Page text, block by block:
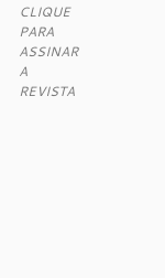
CLIQUE
PARA
ASSINAR
A
REVISTA